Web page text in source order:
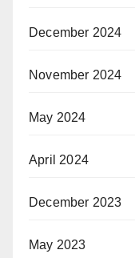
December 2024
November 2024
May 2024
April 2024
December 2023
May 2023